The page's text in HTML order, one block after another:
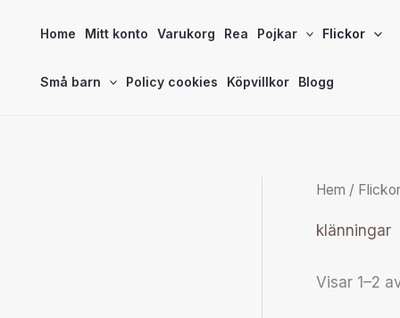
Home Mitt konto Varukorg Rea Pojkar Flickor
Små barn Policy cookies Köpvillkor Blogg
Hem / Flickor
klänningar
Visar 1–2